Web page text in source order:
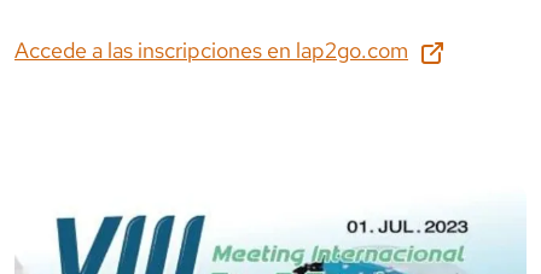
Accede a las inscripciones en lap2go.com